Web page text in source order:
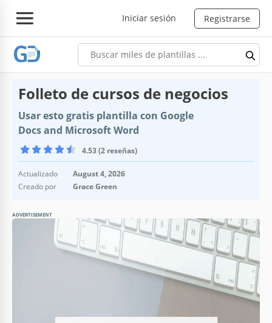
Iniciar sesión Registrarse
Folleto de cursos de negocios
Usar esto gratis plantilla con Google
Docs and Microsoft Word
4.53 (2 reseñas)
Actualizado
August 4, 2026
Creado por
Grace Green
ADVERTISEMENT